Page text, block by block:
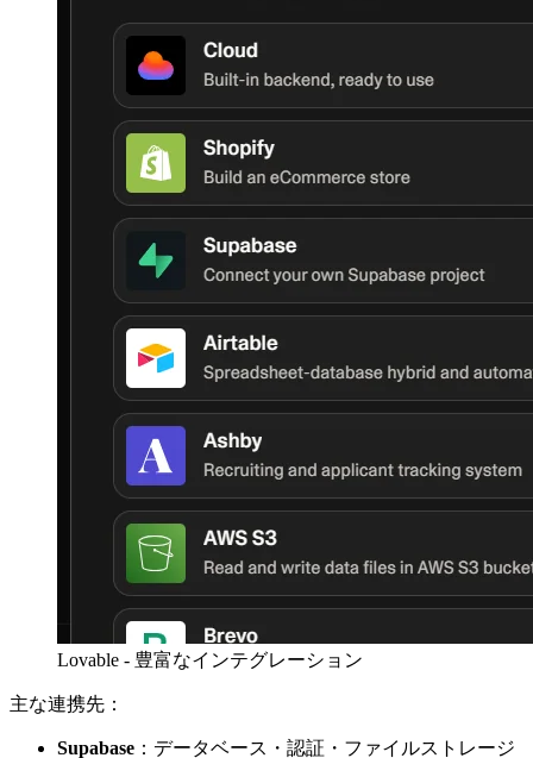
Lovable - 豊富なインテグレーション
主な連携先：
Supabase ：データベース・認証・ファイルストレージ